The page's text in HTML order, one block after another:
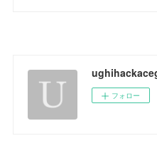
フォロー